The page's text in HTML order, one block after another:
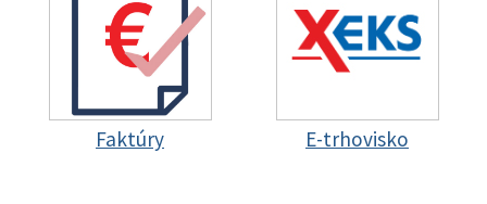
Faktúry E-trhovisko